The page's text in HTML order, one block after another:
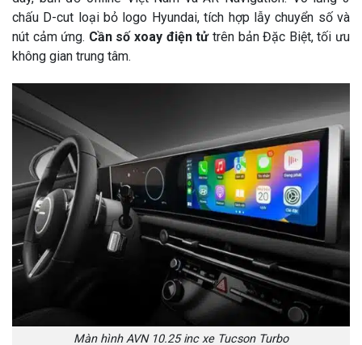
chấu D-cut loại bỏ logo Hyundai, tích hợp lẫy chuyển số và
nút cảm ứng. Cần số xoay điện tửtrên bản Đặc Biệt, tối ưu
không gian trung tâm.
Màn hình AVN 10.25 inc xe Tucson Turbo